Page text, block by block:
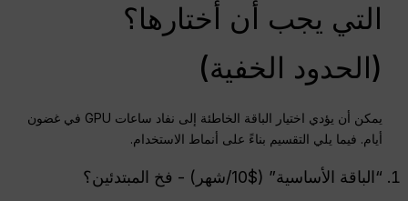
التي يجب أن أختارها؟
(الحدود الخفية)
يمكن أن يؤدي اختيار الباقة الخاطئة إلى نفاد ساعات GPU في غضون
أيام. فيما يلي التقسيم بناءً على أنماط الاستخدام.
“الباقة الأساسية” ($10/شهر) - فخ المبتدئين؟